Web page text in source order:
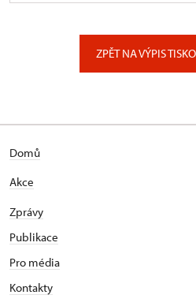
ZPĚT NA VÝPIS
Domů
Akce
Zprávy
Publikace
Pro média
Kontakty